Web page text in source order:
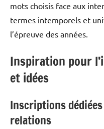
mots choisis face aux
termes intemporels et
l’épreuve des années.
Inspiration pour
et idées
Inscriptions
relations